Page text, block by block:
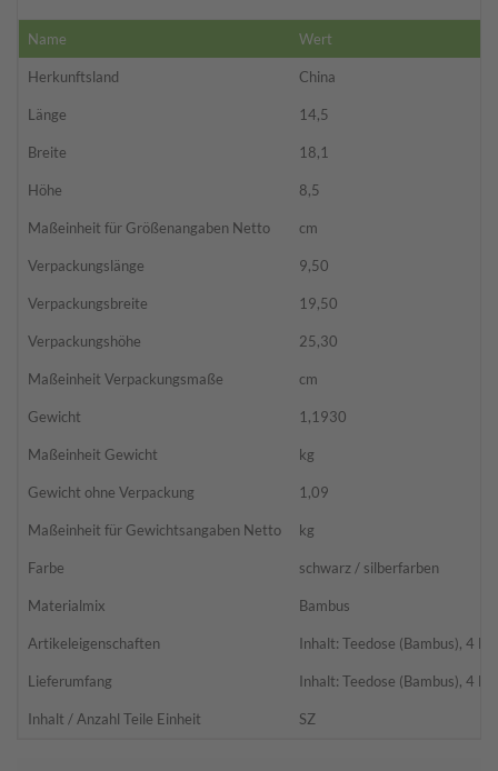
Name Wert
Herkunftsland China
Länge 14,5
Breite 18,1
Höhe 8,5
Maßeinheit für Größenangaben Netto cm
Verpackungslänge 9,50
Verpackungsbreite 19,50
Verpackungshöhe 25,30
Maßeinheit Verpackungsmaße cm
Gewicht 1,1930
Maßeinheit Gewicht kg
Gewicht ohne Verpackung 1,09
Maßeinheit für Gewichtsangaben Netto kg
Farbe schwarz / silberfarben
Materialmix Bambus
Artikeleigenschaften Inhalt: Teedose (Bambus), 4
Lieferumfang Inhalt: Teedose (Bambus), 4
Inhalt / Anzahl Teile Einheit SZ